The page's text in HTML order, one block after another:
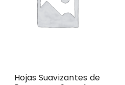
Hojas Suavizantes de